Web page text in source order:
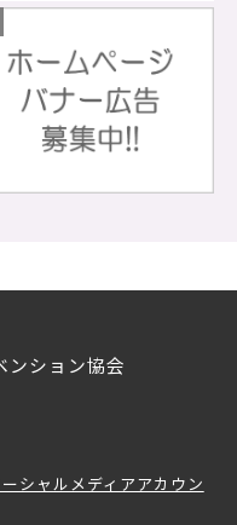
ンション協会
シャルメディアアカウン